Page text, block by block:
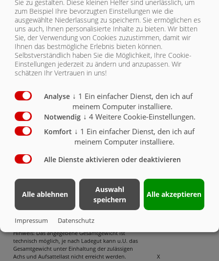
CHASSIS
AUFBAU
CHASSIS | ASS 372
Chassis Serie Optional
Auflieger Gesamtgewicht 40000 kg gem. EU-
Achslast 3 x 9000 kg bei 1310 mm Achsabstand
Angen. Aufsattellast technisch 13000 kg,
technisch möglich, je nach Ladegut kann u.U. das
Gesamtgewicht unter Einhaltung der zulässigen
Achs und Aufsattellast nicht erreicht
werden.Auflieger Gesamtgewicht 40000 kg gem. EU-
Typisierung
Achslast 3 x 9000 kg bei 1310 mm Achsabstand
Angen. Aufsattellast technisch 13000 kg,
Hinweis: Das angegebene Gesamtgewicht ist
technisch möglich, je nach Ladegut kann u.U. das
Gesamtgewicht unter Einhaltung der zulässigen
Achs und Aufsattellast nicht erreicht werden.
X
Sie zu gestalten. Diese kleinen Helfer sind unerlässlich, um
zum Beispiel Ihre bevorzugten Einstellungen wie die
ausgewählte Niederlassung zu speichern. Sie ermöglichen es
uns auch, Ihnen personalisierte Inhalte zu bieten. Wir bitten
Sie, der Verwendung von Cookies zuzustimmen, damit wir
Ihnen das bestmögliche Erlebnis bieten können.
Selbstverständlich haben Sie die Möglichkeit, Ihre Cookie-
Einstellungen jederzeit zu ändern und anzupassen. Wir
schätzen Ihr Vertrauen in uns!
Analyse ↓ 1 Ein einfacher Dienst, den ich auf
meinem Computer installiere.
Notwendig ↓ 4 Weitere Cookie-Einstellungen.
Komfort ↓ 1 Ein einfacher Dienst, den ich auf
meinem Computer installiere.
Alle Dienste aktivieren oder deaktivieren
Alle ablehnen
Auswahl
speichern
Alle akzeptieren
Impressum Datenschutz